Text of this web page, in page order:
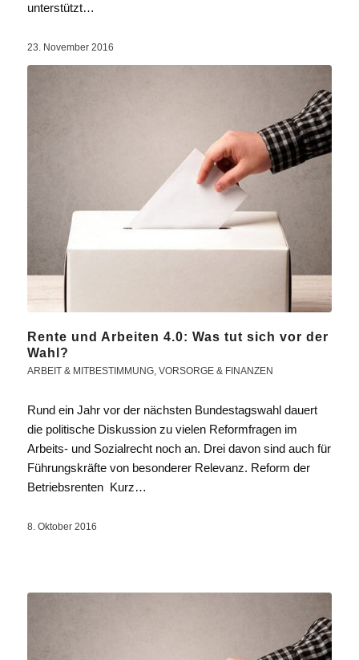
unterstützt…
23. November 2016
Rente und Arbeiten 4.0: Was tut sich vor der
Wahl?
ARBEIT & MITBESTIMMUNG, VORSORGE & FINANZEN
Rund ein Jahr vor der nächsten Bundestagswahl dauert
die politische Diskussion zu vielen Reformfragen im
Arbeits- und Sozialrecht noch an. Drei davon sind auch für
Führungskräfte von besonderer Relevanz. Reform der
Betriebsrenten Kurz…
8. Oktober 2016